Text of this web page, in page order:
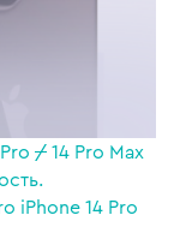
/14 Pro Max
iPhone 14 Pro